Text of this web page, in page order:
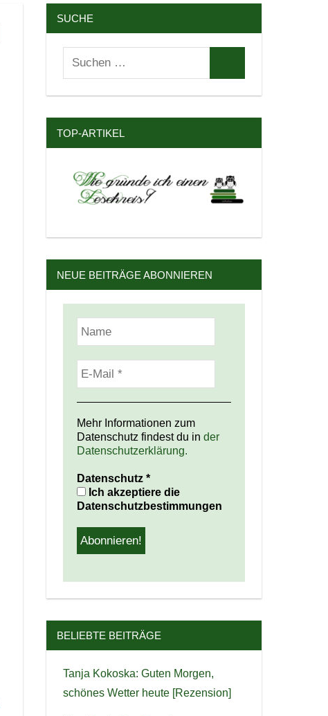
SUCHE
Suchen
nach:
TOP-ARTIKEL
NEUE BEITRÄGE ABONNIEREN
Mehr Informationen zum
Datenschutz findest du in der
Datenschutzerklärung.
Datenschutz *
Ich akzeptiere die
Datenschutzbestimmungen
BELIEBTE BEITRÄGE
Tanja Kokoska: Guten Morgen,
schönes Wetter heute [Rezension]